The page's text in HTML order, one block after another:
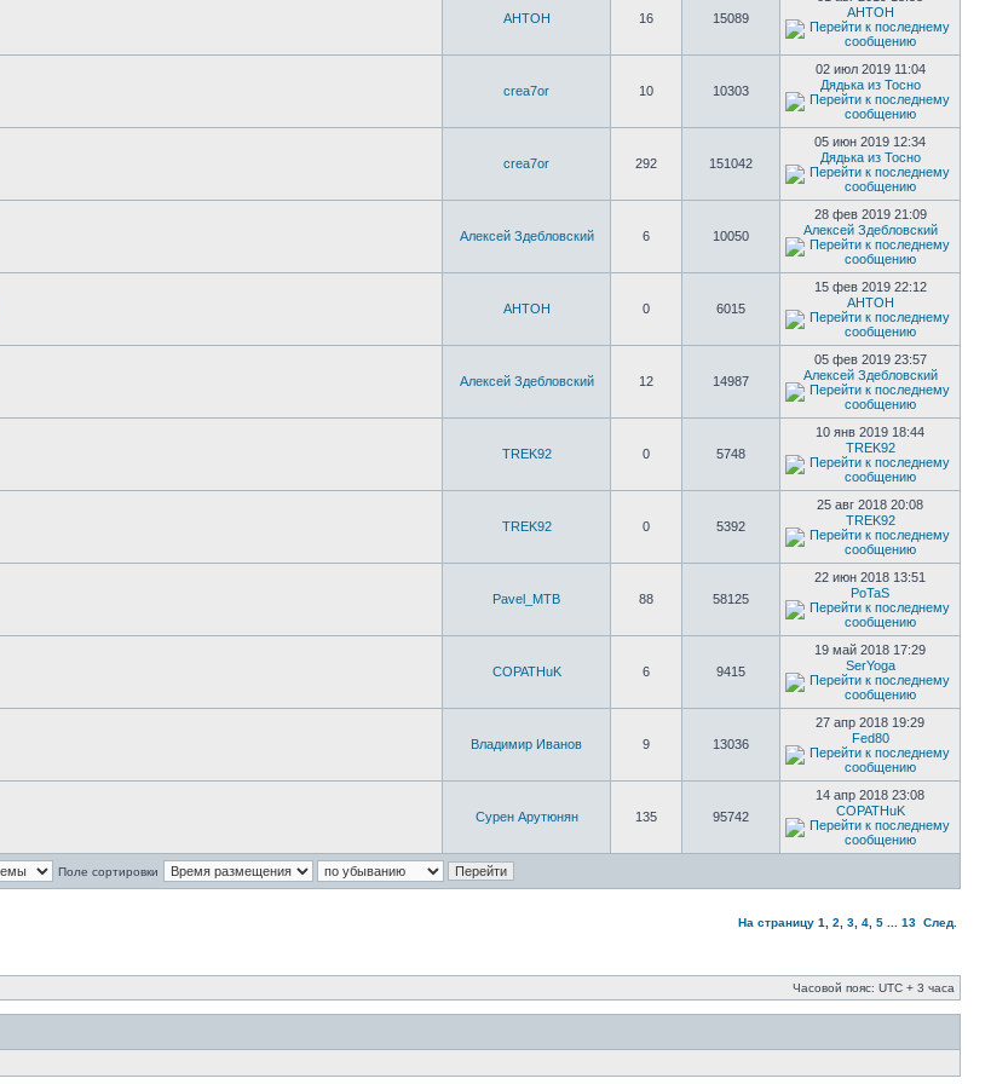
AHTOH 16 15089
AHTOH
crea7or 10 10303
02 июл 2019 11:04
Дядька из Тосно
crea7or 292 151042
05 июн 2019 12:34
Дядька из Тосно
Алексей Здебловский 6 10050
28 фев 2019 21:09
Алексей Здебловский
AHTOH 0 6015
15 фев 2019 22:12
AHTOH
Алексей Здебловский 12 14987
05 фев 2019 23:57
Алексей Здебловский
TREK92 0 5748
10 янв 2019 18:44
TREK92
TREK92 0 5392
25 авг 2018 20:08
TREK92
Pavel_MTB 88 58125
22 июн 2018 13:51
PoTaS
COPATHuK 6 9415
19 май 2018 17:29
SerYoga
Владимир Иванов 9 13036
27 апр 2018 19:29
Fed80
Сурен Арутюнян 135 95742
14 апр 2018 23:08
COPATHuK
Поле сортировки
На страницу 1 2 3 4 5 13 След.
Часовой пояс: UTC + 3 часа